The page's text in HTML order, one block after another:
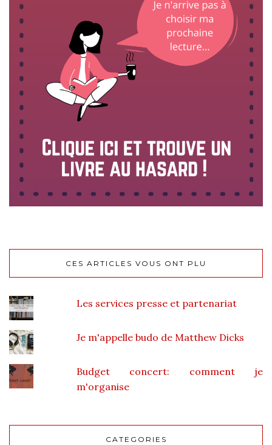
CES ARTICLES VOUS ONT PLU
Les services presse et partenariat
Je m'appelle budo de Matthew Dicks
Budget concert: comment je
m'organise
CATEGORIES